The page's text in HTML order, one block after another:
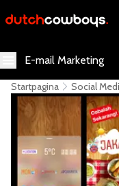
E-mail Marketing
Startpagina Social